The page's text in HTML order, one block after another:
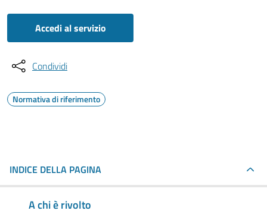
Accedi al servizio
Condividi
Normativa di riferimento
INDICE DELLA PAGINA
A chi è rivolto